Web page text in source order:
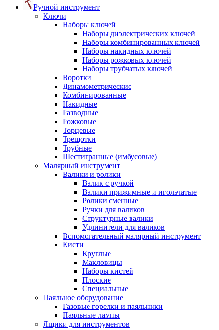
Ручной инструмент
Ключи
Наборы ключей
Наборы диэлектрических ключей
Наборы комбинированных ключей
Наборы накидных ключей
Наборы рожковых ключей
Наборы трубчатых ключей
Воротки
Динамометрические
Комбинированные
Накидные
Разводные
Рожковые
Торцевые
Трещотки
Трубные
Шестигранные (имбусовые)
Малярный инструмент
Валики и ролики
Валик с ручкой
Валики прижимные и игольчатые
Ролики сменные
Ручки для валиков
Структурные валики
Удлинители для валиков
Вспомогательный малярный инструмент
Кисти
Круглые
Макловицы
Наборы кистей
Плоские
Специальные
Паяльное оборудование
Газовые горелки и паяльники
Паяльные лампы
Ящики для инструментов